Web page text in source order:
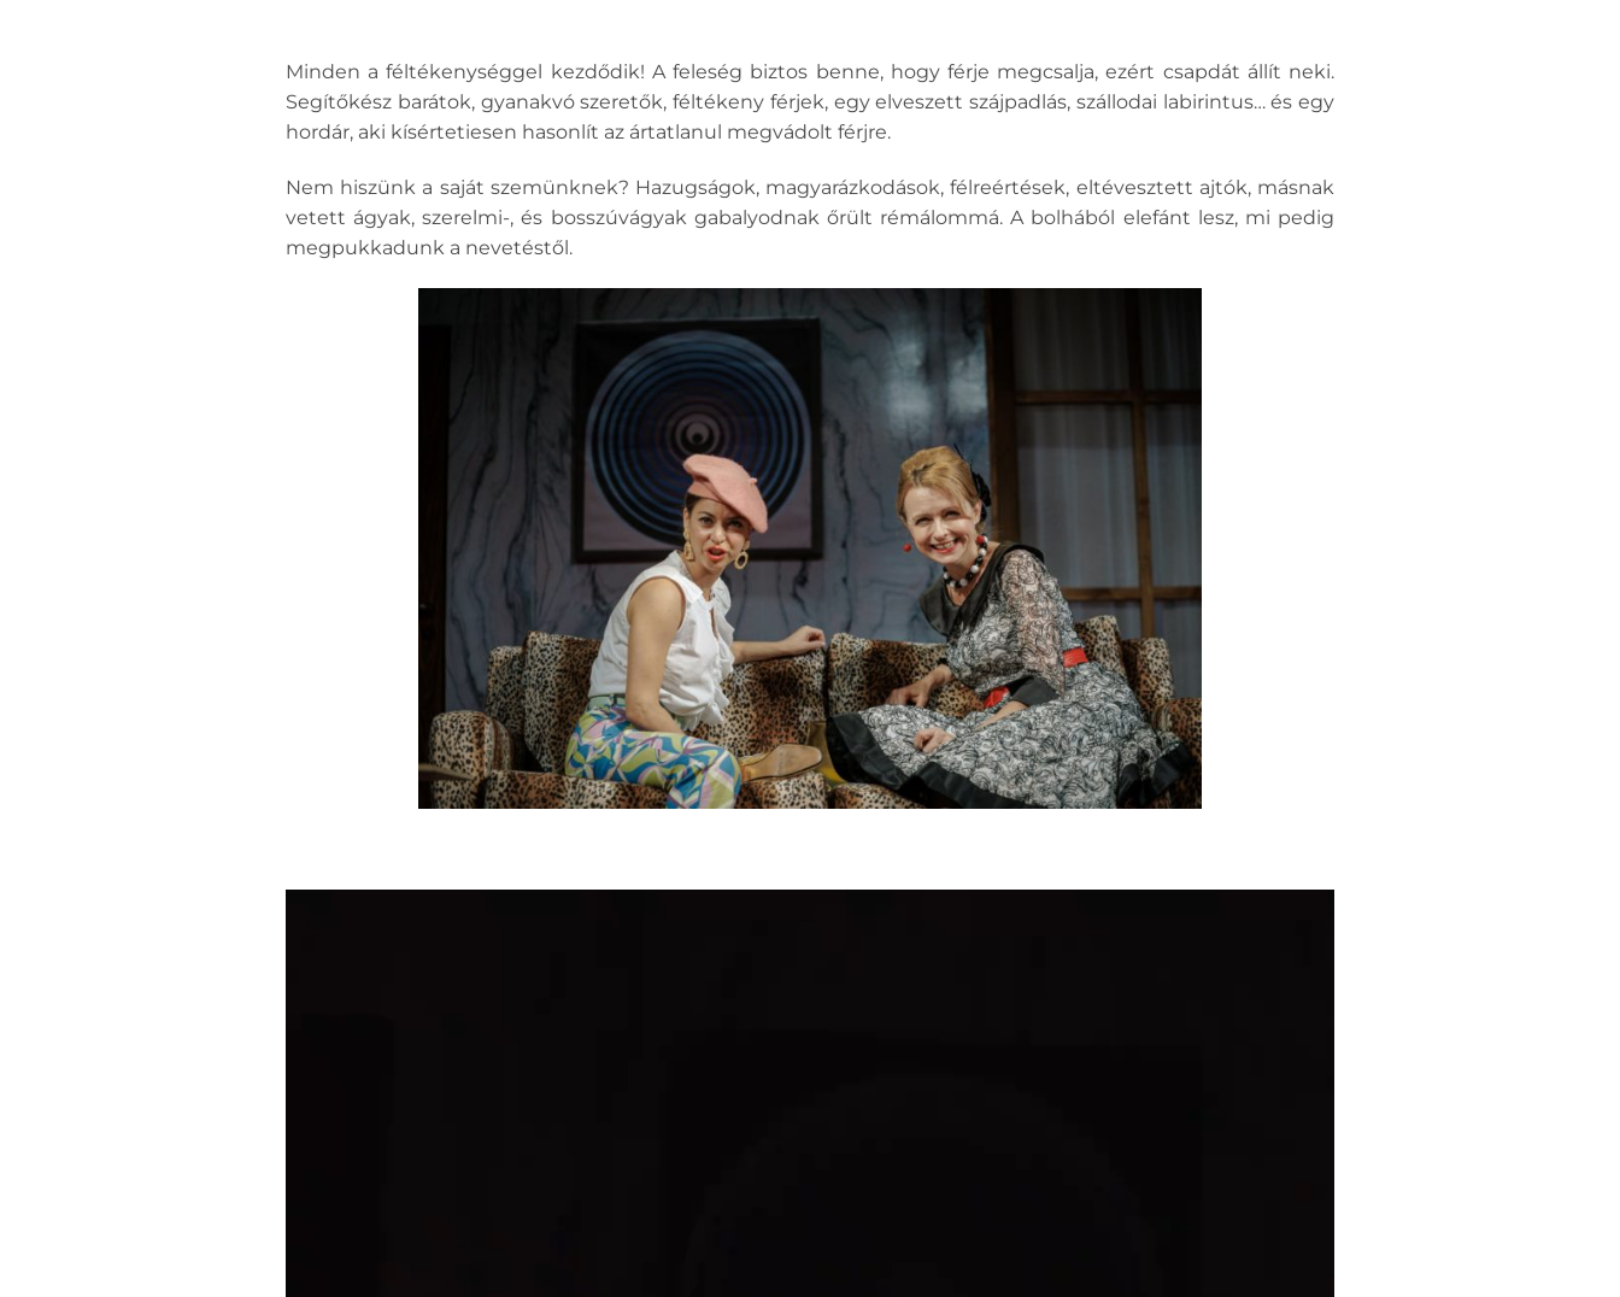
Minden a féltékenységgel kezdődik! A feleség biztos benne, hogy férje megcsalja, ezért csapdát állít neki.
Segítőkész barátok, gyanakvó szeretők, féltékeny férjek, egy elveszett szájpadlás, szállodai labirintus… és egy
hordár, aki kísértetiesen hasonlít az ártatlanul megvádolt férjre.
Nem hiszünk a saját szemünknek? Hazugságok, magyarázkodások, félreértések, eltévesztett ajtók, másnak
vetett ágyak, szerelmi-, és bosszúvágyak gabalyodnak őrült rémálommá. A bolhából elefánt lesz, mi pedig
megpukkadunk a nevetéstől.